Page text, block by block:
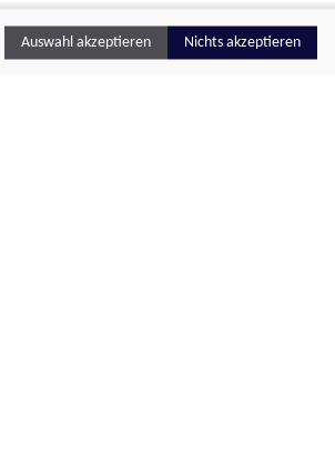
Auswahl akzeptieren Nichts akzeptieren